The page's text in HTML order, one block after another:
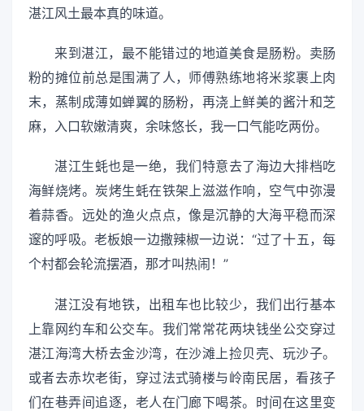
湛江风土最本真的味道。
来到湛江，最不能错过的地道美食是肠粉。卖肠
粉的摊位前总是围满了人，师傅熟练地将米浆裹上肉
末，蒸制成薄如蝉翼的肠粉，再浇上鲜美的酱汁和芝
麻，入口软嫩清爽，余味悠长，我一口气能吃两份。
湛江生蚝也是一绝，我们特意去了海边大排档吃
海鲜烧烤。炭烤生蚝在铁架上滋滋作响，空气中弥漫
着蒜香。远处的渔火点点，像是沉静的大海平稳而深
邃的呼吸。老板娘一边撒辣椒一边说：“过了十五，每
个村都会轮流摆酒，那才叫热闹！”
湛江没有地铁，出租车也比较少，我们出行基本
上靠网约车和公交车。我们常常花两块钱坐公交穿过
湛江海湾大桥去金沙湾，在沙滩上捡贝壳、玩沙子。
或者去赤坎老街，穿过法式骑楼与岭南民居，看孩子
们在巷弄间追逐，老人在门廊下喝茶。时间在这里变